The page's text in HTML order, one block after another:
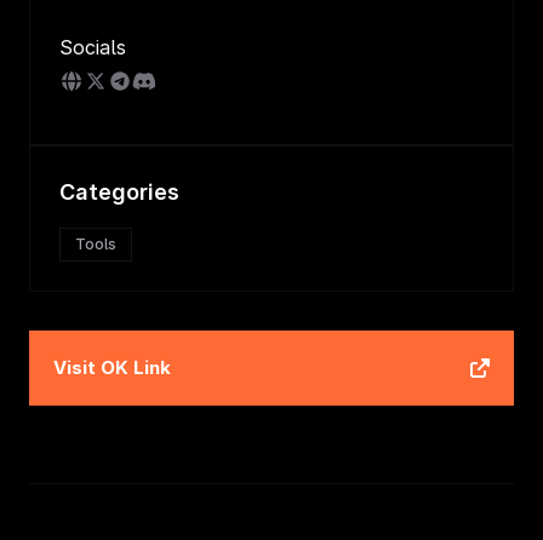
Socials
Categories
Tools
Visit OK Link